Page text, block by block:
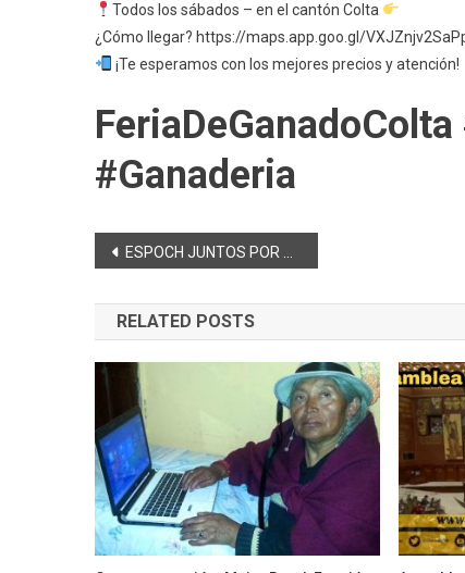
Todos los sábados – en el cantón Colta
¿Cómo llegar? https://maps.app.goo.gl/
¡Te esperamos con los mejores precios y atención!
#Ganaderia
Navegación
de
entradas
ESPOCH JUNTOS POR LA ACREDITACIÓN INTERNACIONAL
RELATED POSTS